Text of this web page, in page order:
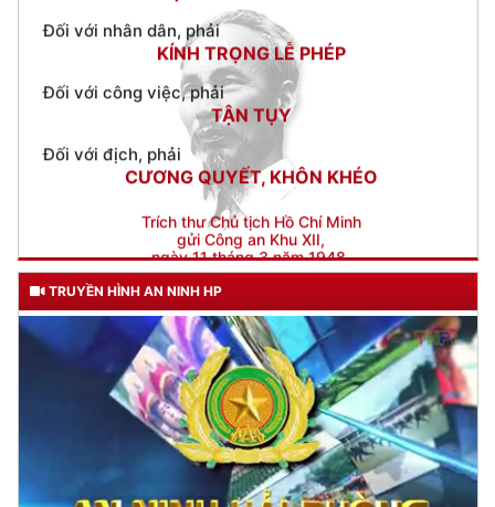
Đối với công việc, phải
TẬN TỤY
Đối với địch, phải
CƯƠNG QUYẾT, KHÔN KHÉO
Trích thư Chủ tịch Hồ Chí Minh
gửi Công an Khu XII,
ngày 11 tháng 3 năm 1948.
TRUYỀN HÌNH AN NINH HP